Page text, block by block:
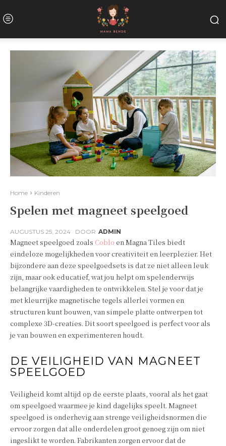
Home Kinderen
Spelen met magneet speelgoed
AUGUSTUS 25, 2024 DOOR ADMIN
Magneet speelgoed zoals Coblo en Magna Tiles biedt
eindeloze mogelijkheden voor creativiteit en leerplezier. Het
bijzondere aan deze speelgoedsets is dat ze niet alleen leuk
zijn, maar ook educatief, wat jou helpt om spelenderwijs
belangrijke vaardigheden te ontwikkelen. Stel je voor dat je
met kleurrijke magnetische tegels allerlei vormen en
structuren kunt bouwen, van simpele platte ontwerpen tot
complexe 3D-creaties. Dit soort speelgoed is perfect voor als
je van bouwen en experimenteren houdt.
DE VEILIGHEID VAN MAGNEET
SPEELGOED
Veiligheid komt altijd op de eerste plaats, vooral als het gaat
om speelgoed waarmee je kind dagelijks speelt. Magneet
speelgoed is onderhevig aan strenge veiligheidsnormen die
ervoor zorgen dat alle onderdelen groot genoeg zijn om niet
ingeslikt te worden. Fabrikanten zorgen ervoor dat de